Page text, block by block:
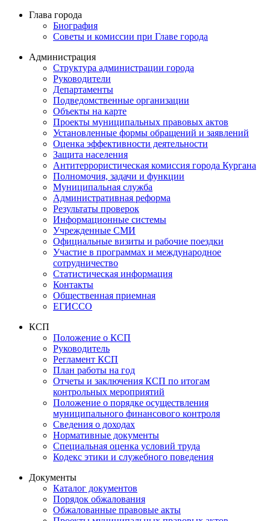
Глава города
Биография
Советы и комиссии при Главе города
Администрация
Структура администрации города
Руководители
Департаменты
Подведомственные организации
Объекты на карте
Проекты муниципальных правовых актов
Установленные формы обращений и заявлений
Оценка эффективности деятельности
Защита населения
Антитеррористическая комиссия города Кургана
Полномочия, задачи и функции
Муниципальная служба
Административная реформа
Результаты проверок
Информационные системы
Учрежденные СМИ
Официальные визиты и рабочие поездки
Участие в программах и международное
сотрудничество
Статистическая информация
Контакты
Общественная приемная
ЕГИССО
КСП
Положение о КСП
Руководитель
Регламент КСП
План работы на год
Отчеты и заключения КСП по итогам
контрольных мероприятий
Положение о порядке осуществления
муниципального финансового контроля
Сведения о доходах
Нормативные документы
Специальная оценка условий труда
Кодекс этики и служебного поведения
Документы
Каталог документов
Порядок обжалования
Обжалованные правовые акты